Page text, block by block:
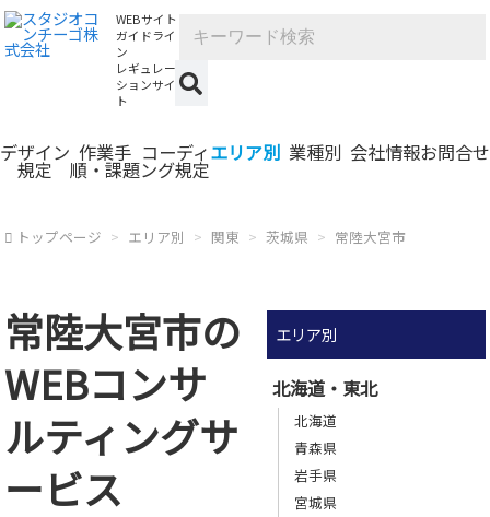
WEBサイト
ガイドライ
ン
レギュレー
ションサイ
ト
デザイン
規定
作業手
順・課題
コーディ
ング規定
エリア別 業種別 会社情報お問合せ
トップページ エリア別 関東 茨城県 常陸大宮市
常陸大宮市の
WEBコンサ
ルティングサ
ービス
エリア別
北海道・東北
北海道
青森県
岩手県
宮城県